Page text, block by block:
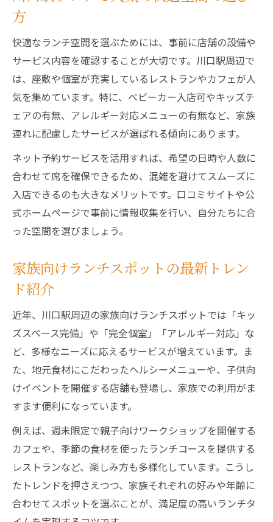
方
快適なランチ空間を選ぶためには、事前に店舗の設備や
サービス内容を確認することが大切です。川口駅周辺で
は、座敷や個室が充実しているレストランやカフェが人
気を集めています。特に、ベビーカー入店可やキッズチ
ェアの有無、アレルギー対応メニューの有無など、家族
連れに配慮したサービスが選ばれる傾向にあります。
ネット予約サービスを活用すれば、希望の日時や人数に
合わせて席を確保できるため、混雑を避けてスムーズに
入店できるのも大きなメリットです。口コミサイトや公
式ホームページで事前に情報収集を行い、自分たちに合
った空間を選びましょう。
家族向けランチスポットの最新トレン
ド紹介
近年、川口駅周辺の家族向けランチスポットでは「キッ
ズスペース完備」や「完全個室」「アレルギー対応」な
ど、多様なニーズに応えるサービスが増えています。ま
た、地元食材にこだわったヘルシーメニューや、子供向
けイベントを開催する店舗も登場し、家族での利用がま
すます便利になっています。
例えば、週末限定で親子向けワークショップを開催する
カフェや、季節の食材を使ったランチコースを提供する
レストランなど、楽しみ方も多様化しています。こうし
たトレンドを押さえつつ、家族それぞれの好みや年齢に
合わせてスポットを選ぶことが、満足度の高いランチタ